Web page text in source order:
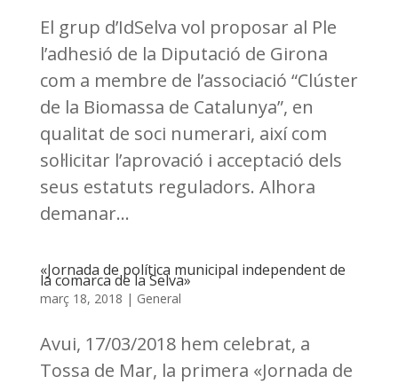
El grup d’IdSelva vol proposar al Ple
l’adhesió de la Diputació de Girona
com a membre de l’associació “Clúster
de la Biomassa de Catalunya”, en
qualitat de soci numerari, així com
sol·licitar l’aprovació i acceptació dels
seus estatuts reguladors. Alhora
demanar...
«Jornada de política municipal independent de
la comarca de la Selva»
març 18, 2018 | General
Avui, 17/03/2018 hem celebrat, a
Tossa de Mar, la primera «Jornada de